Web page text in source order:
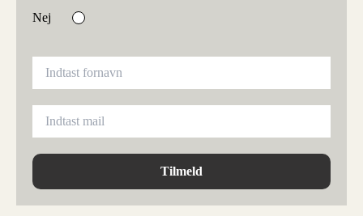
Nej
Tilmeld